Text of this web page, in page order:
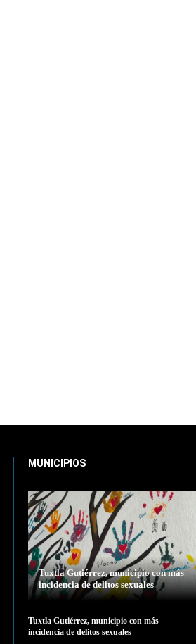
MUNICIPIOS
Tuxtla Gutiérrez, municipio con más
incidencia de delitos sexuales
Tuxtla Gutiérrez, municipio con más
incidencia de delitos sexuales